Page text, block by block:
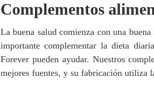
Complementos
La buena salud comienza con una
importante complementar la dieta
Forever pueden ayudar. Nuestros
mejores fuentes, y su fabricación utiliza